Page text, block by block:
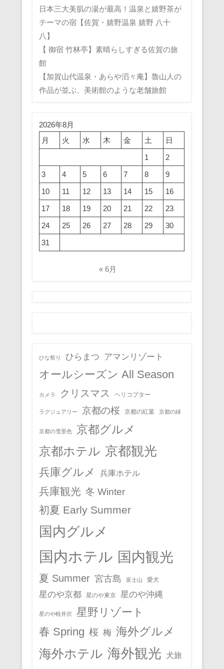
日本三大美肌の湯が最高！温泉と嬉野茶が
テーマの宿【佐賀・嬉野温泉 嬉野 八十
八】
【 御宿 竹林亭】素晴らしすぎる佐賀の旅
館
【加賀山代温泉・あらや滔々庵】魯山人の
作品が並ぶ、美術館のような老舗旅館
2026年8月
月
火 水 木 金 土
日
1
2
3
4 5 6 7 8
9
10
11 12 13 14 15
16
17
18 19 20 21 22
23
24
25 26 27 28 29
30
31
« 6月
ひな祭り ひらまつ アマンリゾート
オールシーズン All Season
カメラ クリスマス ヘリコプター
ラグジュアリー 京都の桜 京都の紅葉 京都の緑
京都の雪景色 京都グルメ
京都ホテル 京都観光
兵庫グルメ 兵庫ホテル
兵庫観光 冬 Winter
初夏 Early Summer
国内グルメ
国内ホテル 国内観光
夏 Summer 宮古島 富士山 愛犬
星のや京都 星のや東京 星のや沖縄
星のや軽井沢
星野リゾート
春 Spring 桜 梅 海外グルメ
海外ホテル 海外観光 犬旅